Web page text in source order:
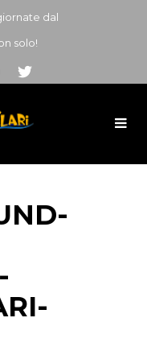
dal
solo!